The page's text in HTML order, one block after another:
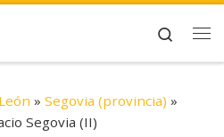
herramientas
Search
» Segovia (provincia) »
Segovia (II)